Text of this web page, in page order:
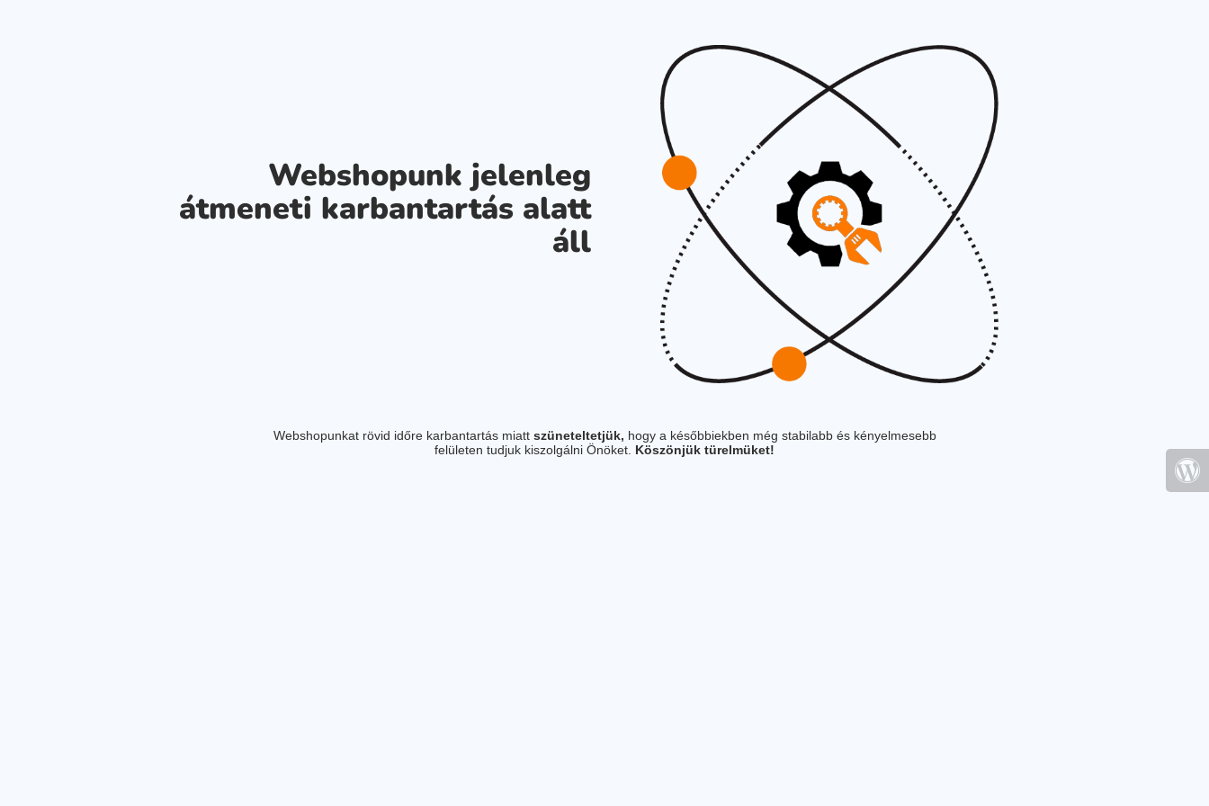
Webshopunk jelenleg
átmeneti karbantartás alatt
áll
Webshopunkat rövid időre karbantartás miatt szüneteltetjük, hogy a későbbiekben még stabilabb és kényelmesebb
felületen tudjuk kiszolgálni Önöket. Köszönjük türelmüket!